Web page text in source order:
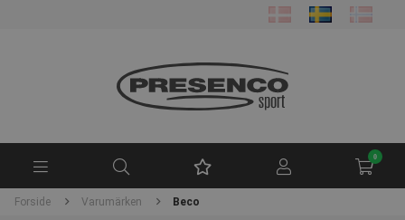
0
Forside Varumärken Beco